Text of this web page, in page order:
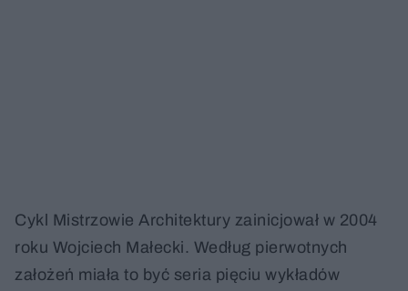
Cykl Mistrzowie Architektury zainicjował w 2004
roku Wojciech Małecki. Według pierwotnych
założeń miała to być seria pięciu wykładów